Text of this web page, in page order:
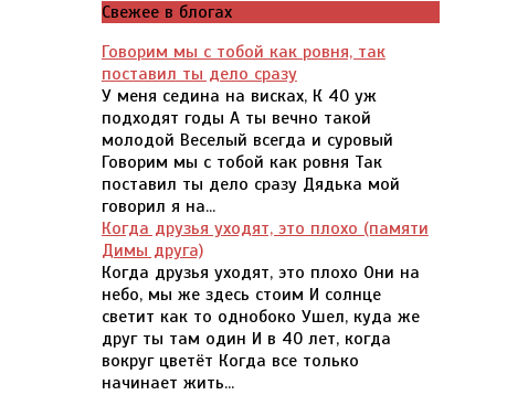
Свежее в блогах
Говорим мы с тобой как ровня, так
поставил ты дело сразу
У меня седина на висках, К 40 уж
подходят годы А ты вечно такой
молодой Веселый всегда и суровый
Говорим мы с тобой как ровня Так
поставил ты дело сразу Дядька мой
говорил я на...
Когда друзья уходят, это плохо (памяти
Димы друга)
Когда друзья уходят, это плохо Они на
небо, мы же здесь стоим И солнце
светит как то однобоко Ушел, куда же
друг ты там один И в 40 лет, когда
вокруг цветёт Когда все только
начинает жить...